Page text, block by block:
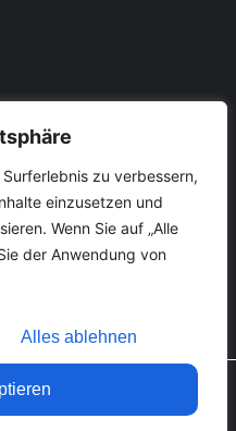
zu verbessern,
einzusetzen und
Wenn Sie auf „Alle
der Anwendung von
Alles ablehnen
nicht
. Alle Rechte gesichert.